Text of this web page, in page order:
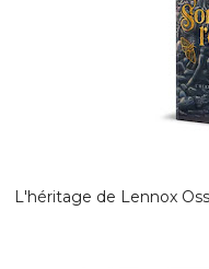
L'héritage de Lennox